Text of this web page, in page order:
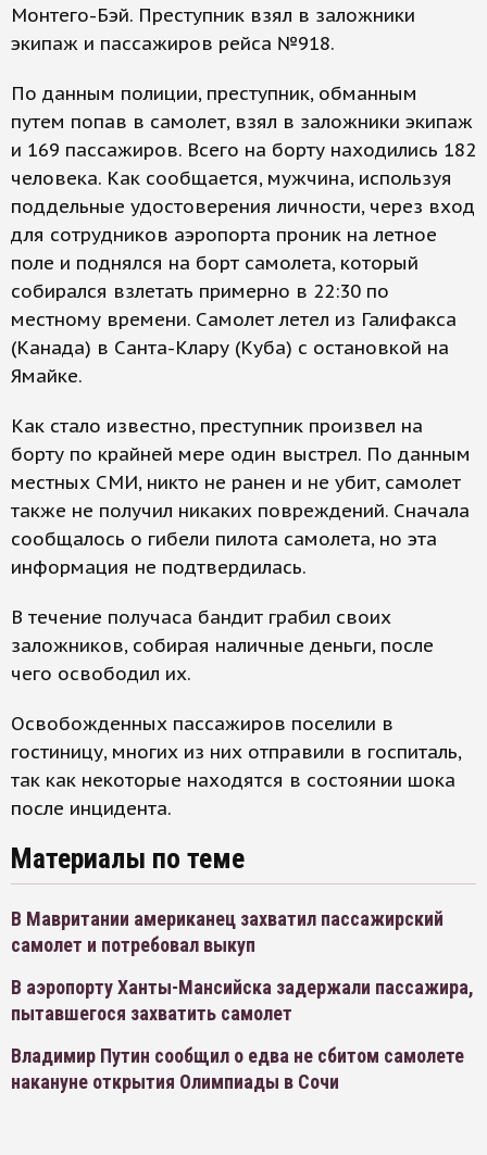
Монтего-Бэй. Преступник взял в заложники
экипаж и пассажиров рейса №918.
По данным полиции, преступник, обманным
путем попав в самолет, взял в заложники экипаж
и 169 пассажиров. Всего на борту находились 182
человека. Как сообщается, мужчина, используя
поддельные удостоверения личности, через вход
для сотрудников аэропорта проник на летное
поле и поднялся на борт самолета, который
собирался взлетать примерно в 22:30 по
местному времени. Самолет летел из Галифакса
(Канада) в Санта-Клару (Куба) с остановкой на
Ямайке.
Как стало известно, преступник произвел на
борту по крайней мере один выстрел. По данным
местных СМИ, никто не ранен и не убит, самолет
также не получил никаких повреждений. Сначала
сообщалось о гибели пилота самолета, но эта
информация не подтвердилась.
В течение получаса бандит грабил своих
заложников, собирая наличные деньги, после
чего освободил их.
Освобожденных пассажиров поселили в
гостиницу, многих из них отправили в госпиталь,
так как некоторые находятся в состоянии шока
после инцидента.
Материалы по теме
В Мавритании американец захватил пассажирский
самолет и потребовал выкуп
В аэропорту Ханты-Мансийска задержали пассажира,
пытавшегося захватить самолет
Владимир Путин сообщил о едва не сбитом самолете
накануне открытия Олимпиады в Сочи